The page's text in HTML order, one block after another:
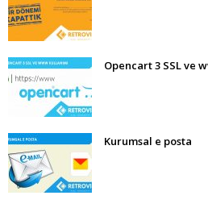
Opencart 3 SSL ve
Kurumsal e posta